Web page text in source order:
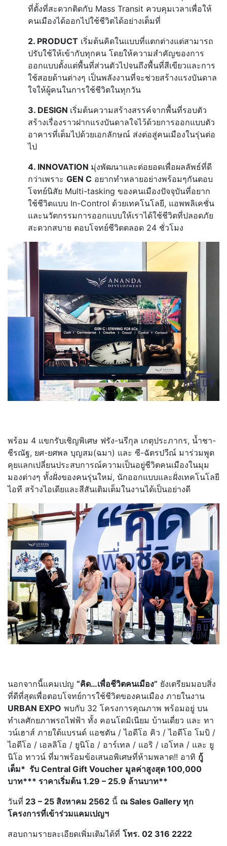
ที่ตั้งที่สะดวกติดกับ Mass Transit ควบคุมเวลาเพื่อให้
คนเมืองได้ออกไปใช้ชีวิตได้อย่างเต็มที่
2. PRODUCT เริ่มต้นคิดในแบบที่แตกต่างแต่สามารถ
ปรับใช้ให้เข้ากับทุกคน โดยให้ความสำคัญของการ
ออกแบบตั้งแต่พื้นที่ส่วนตัวไปจนถึงพื้นที่สีเขียวและการ
ใช้สอยด้านต่างๆ เป็นพลังงานที่จะช่วยสร้างแรงบันดาล
ใจให้ผู้คนในการใช้ชีวิตในทุกวัน
3. DESIGN เริ่มต้นความสร้างสรรค์จากพื้นที่รอบตัว
สร้างเรื่องราวฝากแรงบันดาลใจไว้ด้วยการออกแบบตัว
อาคารที่เต็มไปด้วยเอกลักษณ์ ส่งต่อสู่คนเมืองในรุ่นต่อ
ไป
4. INNOVATION มุ่งพัฒนาและต่อยอดเพื่อผลลัพธ์ที่ดี
กว่าเพราะ GEN C อยากทำหลายอย่างพร้อมๆกันตอบ
โจทย์นิสัย Multi-tasking ของคนเมืองปัจจุบันที่อยาก
ใช้ชีวิตแบบ In-Control ด้วยเทคโนโลยี, แอพพลิเคชั่น
และนวัตกรรมการออกแบบให้เราได้ใช้ชีวิตที่ปลอดภัย
สะดวกสบาย ตอบโจทย์ชีวิตตลอด 24 ชั่วโมง
พร้อม 4 แขกรับเชิญพิเศษ ฟรัง-นรีกุล เกตุประภากร, น้ำชา-
ชีรณัฐ, ยศ-ยศพล บุญสม(ฉมา) และ ซี-ฉัตรปวีณ์ มาร่วมพูด
คุยแลกเปลี่ยนประสบการณ์ความเป็นอยู่ชีวิตคนเมืองในมุม
มองต่างๆ ทั้งฝั่งของคนรุ่นใหม่, นักออกแบบและฝั่งเทคโนโลยี
ไอที สร้างไอเดียและสีสันเติมเต็มในงานได้เป็นอย่างดี
นอกจากนี้แคมเปญ “คิด…เพื่อชีวิตคนเมือง” ยังเตรียมมอบสิ่ง
ที่ดีที่สุดเพื่อตอบโจทย์การใช้ชีวิตของคนเมือง ภายในงาน
URBAN EXPO พบกับ 32 โครงการคุณภาพ พร้อมอยู่ บน
ทำเลศักยภาพรถไฟฟ้า ทั้ง คอนโดมิเนียม บ้านเดี่ยว และ ทา
วน์เฮาส์ ภายใต้แบรนด์ แอชตัน / ไอดีโอ คิว / ไอดีโอ โมบิ /
ไอดีโอ / เอลลิโอ / ยูนิโอ / อาร์เทล / แอริ / เอโทล / และ ยู
นิโอ ทาวน์ ที่มาพร้อมข้อเสนอพิเศษที่ห้ามพลาด!! อาทิ กู้
เต็ม* รับ Central Gift Voucher มูลค่าสูงสุด 100,000
บาท*** ราคาเริ่มต้น 1.29 – 25.9 ล้านบาท**
วันที่ 23 – 25 สิงหาคม 2562 นี้ ณ Sales Gallery ทุก
โครงการที่เข้าร่วมแคมเปญฯ
สอบถามรายละเอียดเพิ่มเติมได้ที่ โทร. 02 316 2222